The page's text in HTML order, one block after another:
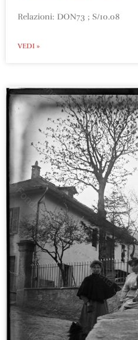
Relazioni: DON73 ; S/10.08
VEDI »